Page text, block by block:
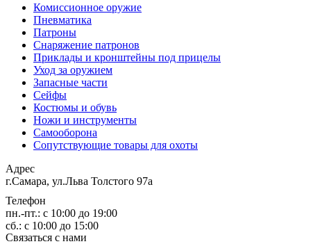
Комиссионное оружие
Пневматика
Патроны
Снаряжение патронов
Приклады и кронштейны под прицелы
Уход за оружием
Запасные части
Сейфы
Костюмы и обувь
Ножи и инструменты
Самооборона
Сопутствующие товары для охоты
Адрес
г.Самара, ул.Льва Толстого 97а
Телефон
пн.-пт.: с 10:00 до 19:00
сб.: с 10:00 до 15:00
Связаться с нами